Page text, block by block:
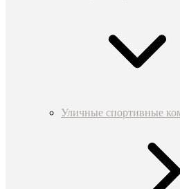
Уличные спортивные